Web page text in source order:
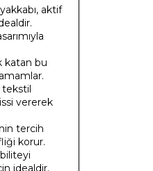
aktif
katan bu
tekstil
vererek
tercih
korur.
idealdir.